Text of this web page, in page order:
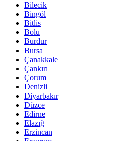
Bilecik
Bingöl
Bitlis
Bolu
Burdur
Bursa
Çanakkale
Çankırı
Çorum
Denizli
Diyarbakır
Düzce
Edirne
Elazığ
Erzincan